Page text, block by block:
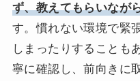
ず、教えてもらいなが
す。慣れない環境で緊
しまったりすることも
寧に確認し、前向きに